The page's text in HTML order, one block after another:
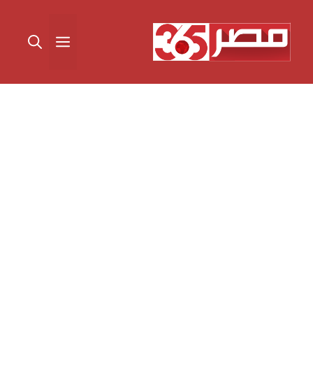
المحتوى القائمة